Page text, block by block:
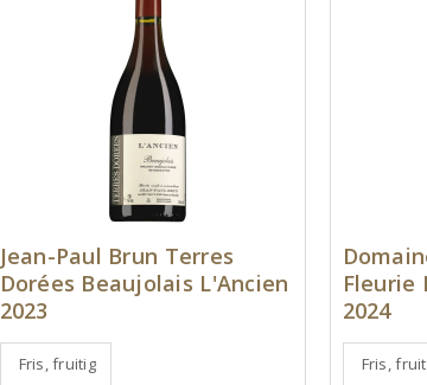
Jean-Paul Brun Terres
Dorées Beaujolais L'Ancien
2023
Fris, fruitig
Fleurie
2024
Fris,